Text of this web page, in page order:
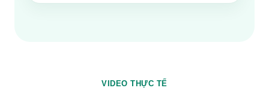
VIDEO THỰC TẾ